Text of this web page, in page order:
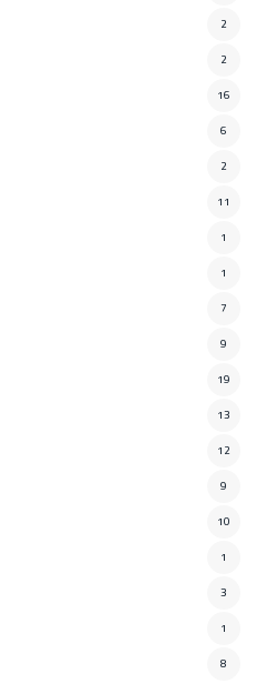
2
2
16
6
2
11
1
1
7
9
19
13
12
9
10
1
3
1
8